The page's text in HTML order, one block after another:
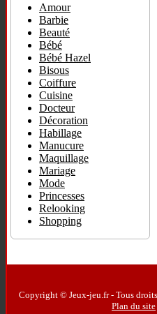
Amour
Barbie
Beauté
Bébé
Bébé Hazel
Bisous
Coiffure
Cuisine
Docteur
Décoration
Habillage
Manucure
Maquillage
Mariage
Mode
Princesses
Relooking
Shopping
Copyright © Jeux-jeu.fr - Tous droits
Plan du site